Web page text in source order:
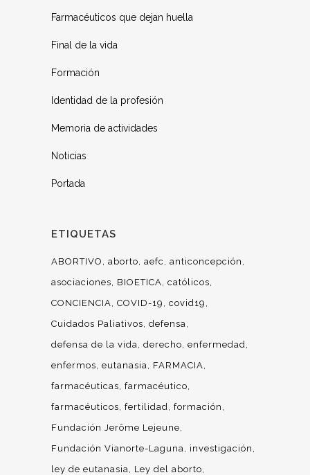
Farmacéuticos que dejan huella
Final de la vida
Formación
Identidad de la profesión
Memoria de actividades
Noticias
Portada
ETIQUETAS
ABORTIVO aborto aefc
anticoncepción
asociaciones
BIOETICA católicos
CONCIENCIA COVID-19
covid19
Cuidados Paliativos defensa
defensa de la vida derecho enfermedad
enfermos eutanasia
FARMACIA
farmacéuticas farmacéutico
farmacéuticos fertilidad formación
Fundación Jerôme Lejeune
Fundación Vianorte-Laguna
investigación
ley de eutanasia
Ley del aborto